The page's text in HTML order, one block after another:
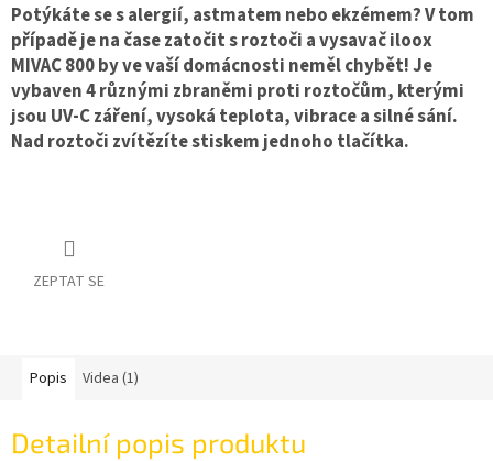
Potýkáte se s alergií, astmatem nebo ekzémem? V tom
případě je na čase zatočit s roztoči a vysavač iloox
MIVAC 800 by ve vaší domácnosti neměl chybět! Je
vybaven 4 různými zbraněmi proti roztočům, kterými
jsou UV-C záření, vysoká teplota, vibrace a silné sání.
Nad roztoči zvítězíte stiskem jednoho tlačítka.
ZEPTAT SE
Popis Videa (1)
Detailní popis produktu